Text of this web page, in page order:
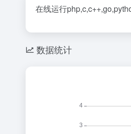
在线运行
数据统计